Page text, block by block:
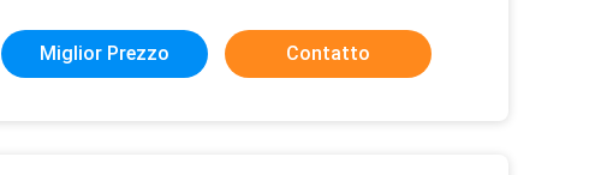
Miglior Prezzo Contatto